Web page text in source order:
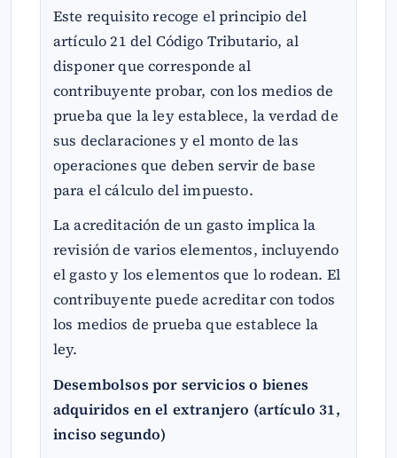
Este requisito recoge el principio del
artículo 21 del Código Tributario, al
disponer que corresponde al
contribuyente probar, con los medios de
prueba que la ley establece, la verdad de
sus declaraciones y el monto de las
operaciones que deben servir de base
para el cálculo del impuesto.
La acreditación de un gasto implica la
revisión de varios elementos, incluyendo
el gasto y los elementos que lo rodean. El
contribuyente puede acreditar con todos
los medios de prueba que establece la
ley.
Desembolsos por servicios o bienes
adquiridos en el extranjero (artículo 31,
inciso segundo)